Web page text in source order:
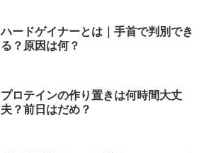
ハードゲイナーとは｜手首で判別でき
る？原因は何？
プロテインの作り置きは何時間大丈
夫？前日はだめ？